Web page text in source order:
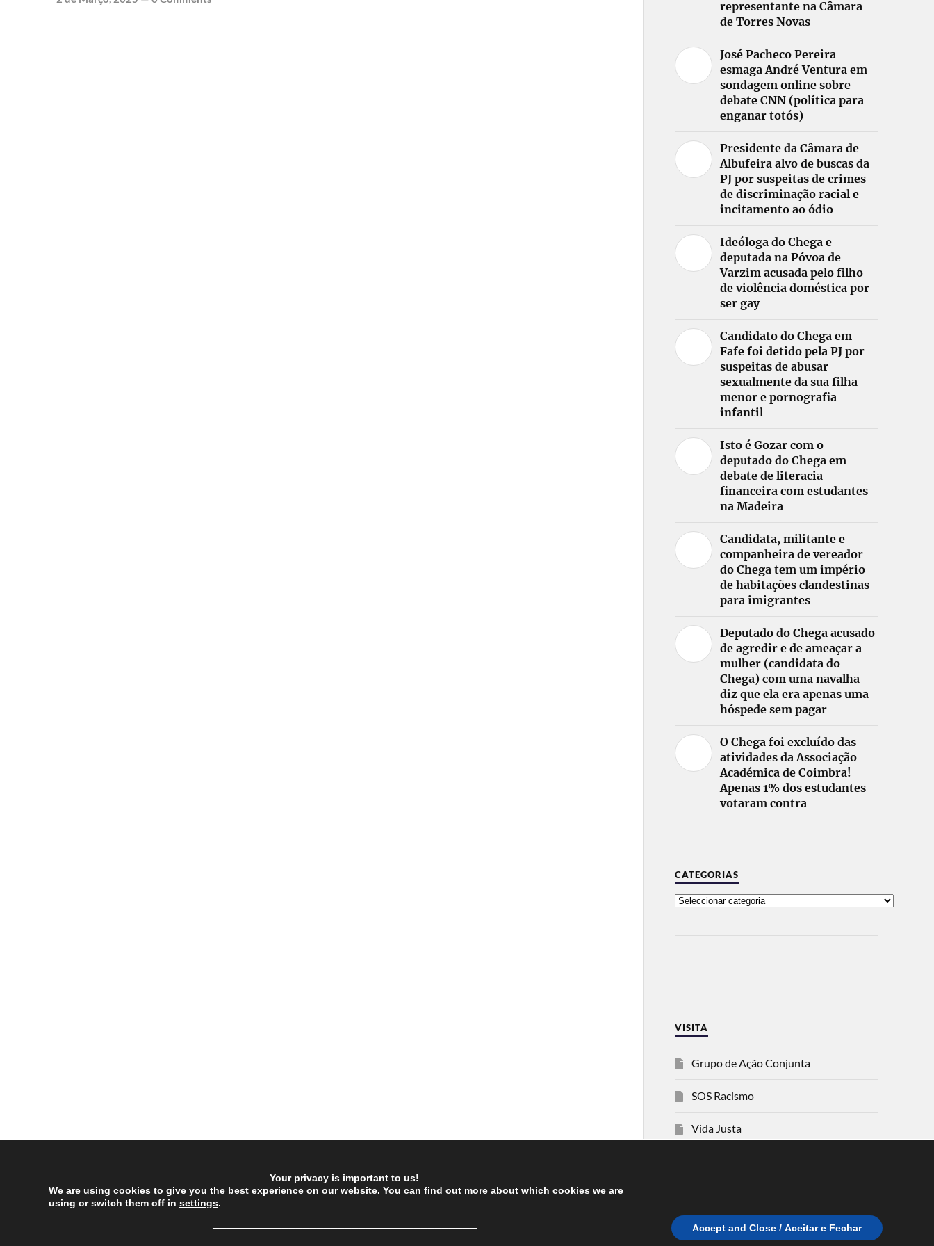
representante na Câmara
de Torres Novas
José Pacheco Pereira
esmaga André Ventura em
sondagem online sobre
debate CNN (política para
enganar totós)
Presidente da Câmara de
Albufeira alvo de buscas da
PJ por suspeitas de crimes
de discriminação racial e
incitamento ao ódio
Ideóloga do Chega e
deputada na Póvoa de
Varzim acusada pelo filho
de violência doméstica por
ser gay
Candidato do Chega em
Fafe foi detido pela PJ por
suspeitas de abusar
sexualmente da sua filha
menor e pornografia
infantil
Isto é Gozar com o
deputado do Chega em
debate de literacia
financeira com estudantes
na Madeira
Candidata, militante e
companheira de vereador
do Chega tem um império
de habitações clandestinas
para imigrantes
Deputado do Chega acusado
de agredir e de ameaçar a
mulher (candidata do
Chega) com uma navalha
diz que ela era apenas uma
hóspede sem pagar
O Chega foi excluído das
atividades da Associação
Académica de Coimbra!
Apenas 1% dos estudantes
votaram contra
CATEGORIAS
VISITA
Grupo de Ação Conjunta
SOS Racismo
Vida Justa
Your privacy is important to us!
We are using cookies to give you the best experience on our website. You can find out more about which cookies we are
using or switch them off in settings.
────────────────────────────────────── Accept and Close / Aceitar e Fechar